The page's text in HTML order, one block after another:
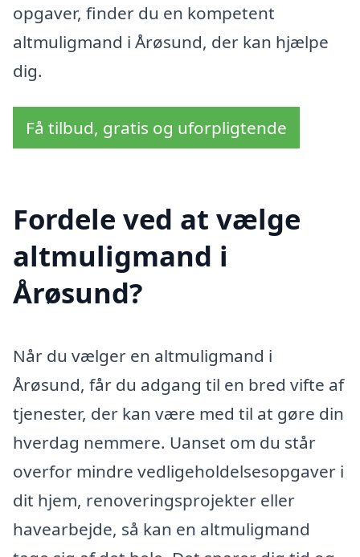
opgaver, finder du en kompetent
altmuligmand i Årøsund, der kan hjælpe
dig.
Få tilbud, gratis og uforpligtende
Fordele ved at vælge
altmuligmand i
Årøsund?
Når du vælger en altmuligmand i
Årøsund, får du adgang til en bred vifte af
tjenester, der kan være med til at gøre din
hverdag nemmere. Uanset om du står
overfor mindre vedligeholdelsesopgaver i
dit hjem, renoveringsprojekter eller
havearbejde, så kan en altmuligmand